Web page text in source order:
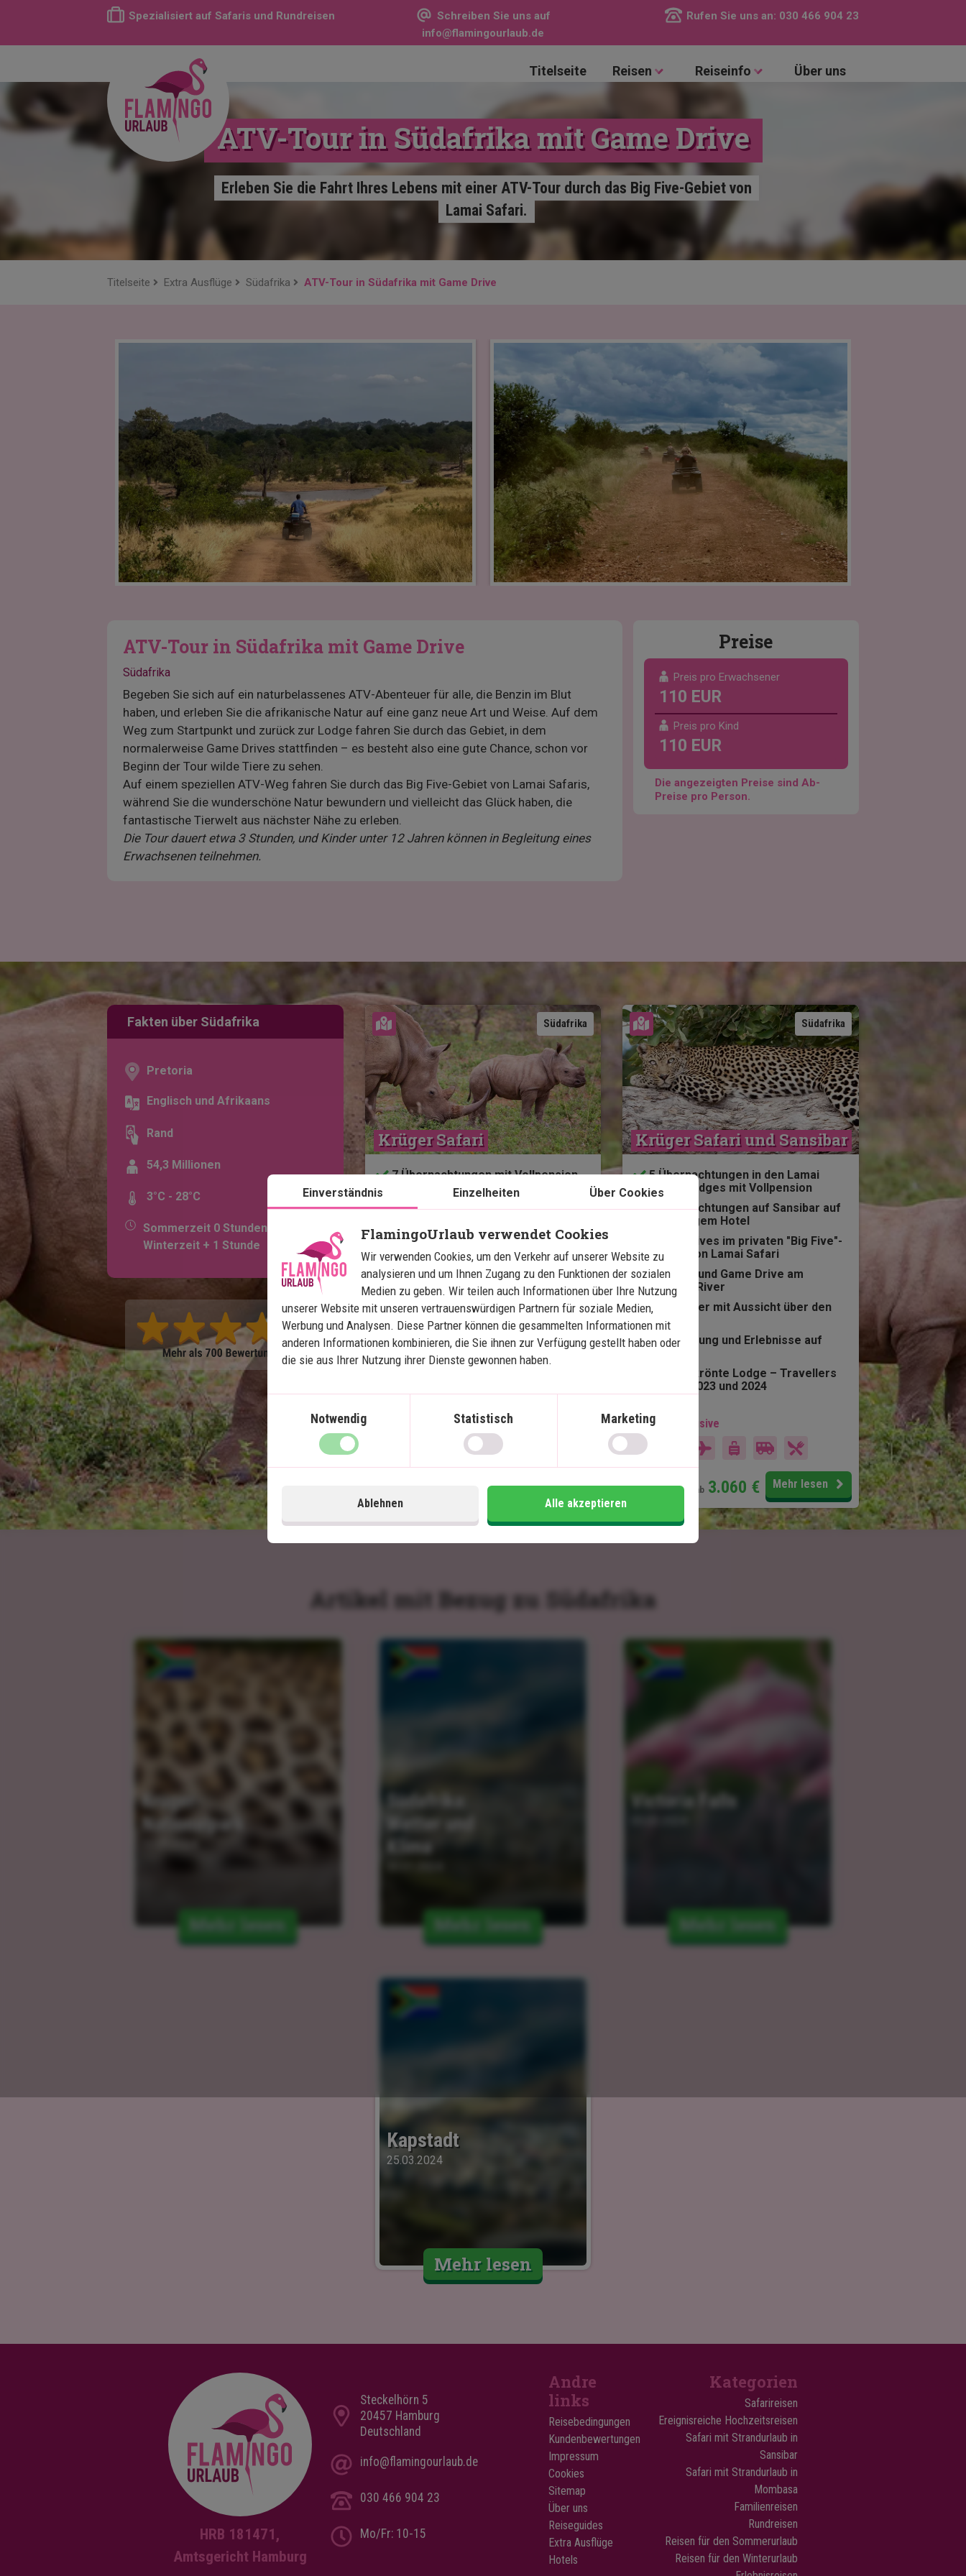
Spezialisiert auf Safaris und Rundreisen
Schreiben Sie uns auf
info@flamingourlaub.de
Rufen Sie uns an: 030 466 904 23
Titelseite Reisen Reiseinfo Über uns
ATV-Tour in Südafrika mit Game Drive
Erleben Sie die Fahrt Ihres Lebens mit einer ATV-Tour durch das Big Five-Gebiet von
Lamai Safari.
Titelseite Extra Ausflüge Südafrika ATV-Tour in Südafrika mit Game Drive
ATV-Tour in Südafrika mit Game Drive
Südafrika
Begeben Sie sich auf ein naturbelassenes ATV-Abenteuer für alle, die Benzin im Blut
haben, und erleben Sie die afrikanische Natur auf eine ganz neue Art und Weise. Auf dem
Weg zum Startpunkt und zurück zur Lodge fahren Sie durch das Gebiet, in dem
normalerweise Game Drives stattfinden – es besteht also eine gute Chance, schon vor
Beginn der Tour wilde Tiere zu sehen.
Auf einem speziellen ATV-Weg fahren Sie durch das Big Five-Gebiet von Lamai Safaris,
während Sie die wunderschöne Natur bewundern und vielleicht das Glück haben, die
fantastische Tierwelt aus nächster Nähe zu erleben.
Die Tour dauert etwa 3 Stunden, und Kinder unter 12 Jahren können in Begleitung eines
Erwachsenen teilnehmen.
Preise
Preis pro Erwachsener
110 EUR
Preis pro Kind
110 EUR
Die angezeigten Preise sind Ab-
Preise pro Person.
Fakten über Südafrika
Pretoria
Englisch und Afrikaans
Rand
54,3 Millionen
3°C - 28°C
Sommerzeit 0 Stunden,
Winterzeit + 1 Stunde
Südafrika
Karte ansehen
Krüger Safari
7 Übernachtungen mit Vollpension
Game Drives im privaten "Big Five"-
Gebiet von Lamai Safari
Picknick und Game Drive am
Oliphant River
Sundowner mit Aussicht über den
Bergen
Preisgekrönte Lodge – Travellers
Choice 2023 und 2024
Im Preis inklusive
2.210 € Mehr lesen
Südafrika
Karte ansehen
Krüger Safari und Sansibar
5 Übernachtungen in den Lamai
Safari Lodges mit Vollpension
5 Übernachtungen auf Sansibar auf
4-Sternigem Hotel
Game Drives im privaten "Big Five"-
Gebiet von Lamai Safari
Picknick und Game Drive am
Oliphant River
Sundowner mit Aussicht über den
Bergen
Entspannung und Erlebnisse auf
Preisgekrönte Lodge – Travellers
Choice 2023 und 2024
Im Preis inklusive
14 Tage
Person ab 3.060 € Mehr lesen
Artikel mit Bezug zu Südafrika
Krüger-
Nationalpark
Mehr lesen
Südafrika:
Wetter und
Klima
Mehr lesen
Victoria Falls
Mehr lesen
Kapstadt
25.03.2024
Mehr lesen
Einverständnis Einzelheiten Über Cookies
FlamingoUrlaub verwendet Cookies
Wir verwenden Cookies, um den Verkehr auf unserer Website zu
analysieren und um Ihnen Zugang zu den Funktionen der sozialen
Medien zu geben. Wir teilen auch Informationen über Ihre Nutzung
unserer Website mit unseren vertrauenswürdigen Partnern für soziale Medien,
Werbung und Analysen. Diese Partner können die gesammelten Informationen mit
anderen Informationen kombinieren, die Sie ihnen zur Verfügung gestellt haben oder
die sie aus Ihrer Nutzung ihrer Dienste gewonnen haben.
Notwendig Statistisch Marketing
Ablehnen Alle akzeptieren
HRB 181471,
Amtsgericht Hamburg
Steckelhörn 5
20457 Hamburg
Deutschland
info@flamingourlaub.de
030 466 904 23
Mo/Fr: 10-15
Andre
links
Reisebedingungen
Kundenbewertungen
Impressum
Cookies
Sitemap
Über uns
Reiseguides
Extra Ausflüge
Hotels
Kategorien
Safarireisen
Ereignisreiche Hochzeitsreisen
Safari mit Strandurlaub in
Sansibar
Safari mit Strandurlaub in
Mombasa
Familienreisen
Rundreisen
Reisen für den Sommerurlaub
Reisen für den Winterurlaub